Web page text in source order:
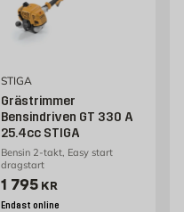
STIGA
Grästrimmer
Bensindriven GT 330 A
25.4cc STIGA
Bensin 2-takt, Easy start
dragstart
Pris 1795 kr
1 795 KR
Endast online